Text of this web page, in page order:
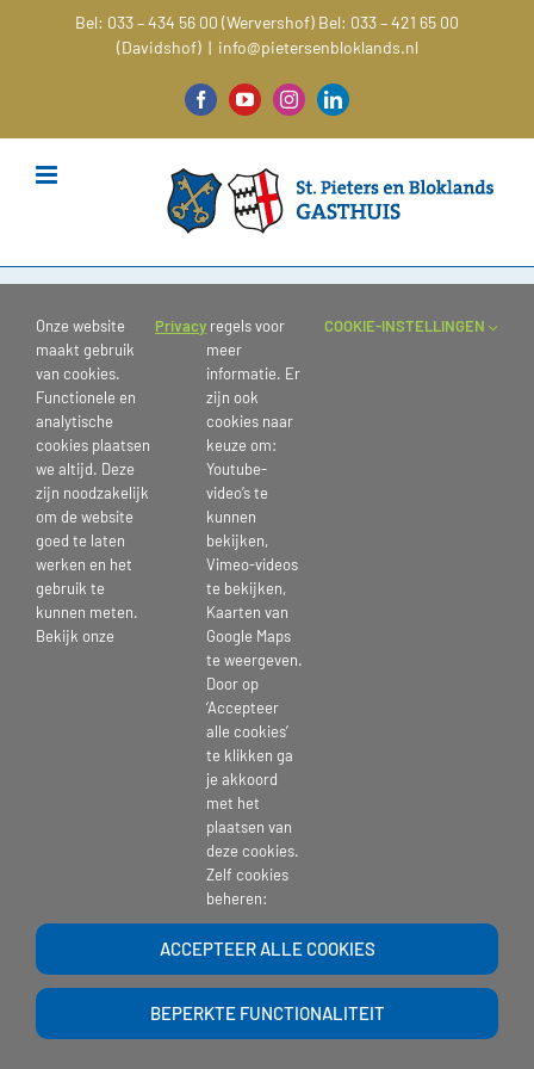
Bel: 033 – 434 56 00 (Wervershof) Bel: 033 – 421 65 00
(Davidshof) | info@pietersenbloklands.nl
FacebookYouTubeInstagramLinkedIn
Copyright 2017 | St. Pieters en Bloklands Gasthuis |
by >Ontwerpgroep Lale
Onze website
maakt gebruik
van cookies.
Functionele en
analytische
cookies plaatsen
we altijd. Deze
zijn noodzakelijk
om de website
goed te laten
werken en het
gebruik te
kunnen meten.
Bekijk onze
Privacy regels voor
meer
informatie. Er
zijn ook
cookies naar
keuze om:
Youtube-
video’s te
kunnen
bekijken,
Vimeo-videos
te bekijken,
Kaarten van
Google Maps
te weergeven.
Door op
‘Accepteer
alle cookies’
te klikken ga
je akkoord
met het
plaatsen van
deze cookies.
Zelf cookies
beheren:
COOKIE-INSTELLINGEN
ACCEPTEER ALLE COOKIES
BEPERKTE FUNCTIONALITEIT